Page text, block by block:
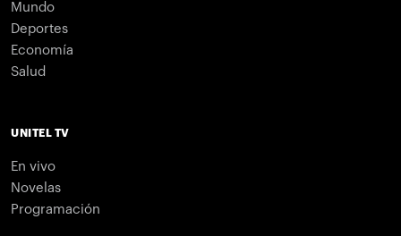
Mundo
Deportes
Economía
Salud
UNITEL TV
En vivo
Novelas
Programación